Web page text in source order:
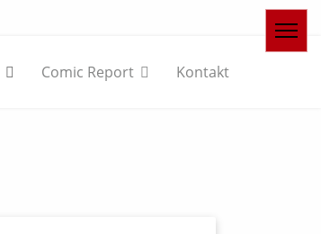
Comic Report Kontakt